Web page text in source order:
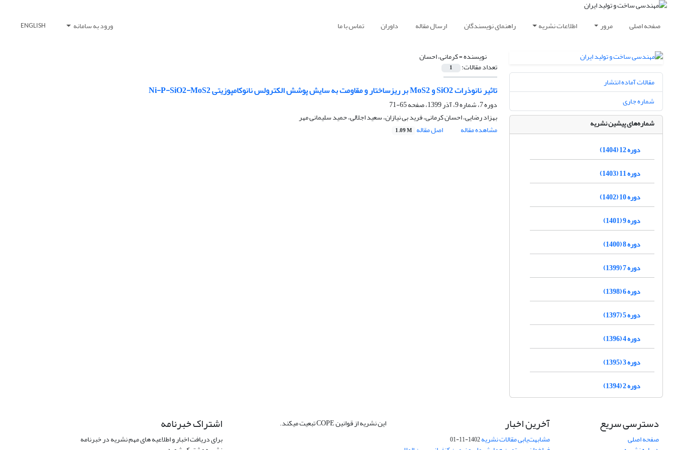
صفحه اصلی مرور اطلاعات نشریه راهنمای نویسندگان ارسال مقاله داوران تماس با ما ورود به سامانه ENGLISH
نویسنده =کرمانی، احسان
تعداد مقالات: 1
تاثیر نانوذرات SiO2 و MoS2 بر ریزساختار و مقاومت به سایش پوشش الکترولس نانوکامپوزیتی Ni-P-SiO2-MoS2
دوره 7، شماره 9، آذر 1399، صفحه
65-71
بهزاد رضایی، احسان کرمانی، فرید بی نیازان، سعید اجلالی، حمید سلیمانی مهر
مشاهده مقاله
اصل مقاله 1.09 M
مقالات آماده انتشار
شماره جاری
شماره‌های پیشین نشریه
دوره 12 (1404)
دوره 11 (1403)
دوره 10 (1402)
دوره 9 (1401)
دوره 8 (1400)
دوره 7 (1399)
دوره 6 (1398)
دوره 5 (1397)
دوره 4 (1396)
دوره 3 (1395)
دوره 2 (1394)
دسترسی سریع
صفحه اصلی
آخرین اخبار
مشابهت‌یابی مقالات نشریه1402-11-01
این نشریه از قوانین COPE تبعیت میکند. اشتراک خبرنامه
برای دریافت اخبار و اطلاعیه های مهم نشریه در خبرنامه